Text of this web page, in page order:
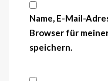
Name, E-Mail-
Browser für
speichern.